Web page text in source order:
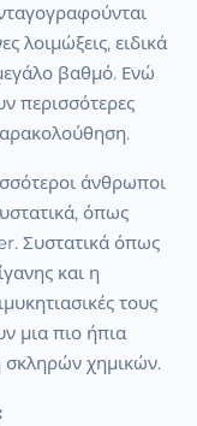
λοιμώξεις, ειδικά
βαθμό. Ενώ
περισσότερες
άνθρωποι
όπως
Συστατικά όπως
και η
τους
μια πιο ήπια
σκληρών χημικών.